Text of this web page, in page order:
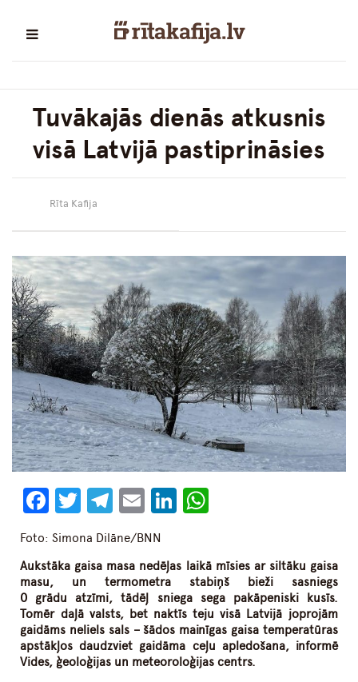
Tuvākajās dienās atkusnis
visā Latvijā pastiprināsies
Rīta Kafija
Facebook
Twitter
Telegram
EmailLinkedIn
Foto: Simona Dilāne/BNN
Aukstāka gaisa masa nedēļas laikā mīsies ar siltāku gaisa
masu, un termometra stabiņš bieži sasniegs
0 grādu atzīmi, tādēļ sniega sega pakāpeniski kusīs.
Tomēr daļā valsts, bet naktīs teju visā Latvijā joprojām
gaidāms neliels sals – šādos mainīgas gaisa temperatūras
apstākļos daudzviet gaidāma ceļu apledošana, informē
Vides, ģeoloģijas un meteoroloģijas centrs.